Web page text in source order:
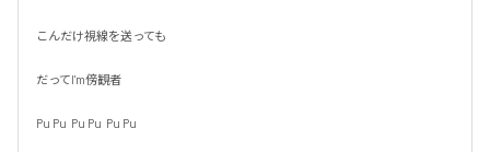
こんだけ視線を送っても
だってI'm傍観者
Pu Pu  Pu Pu  Pu Pu